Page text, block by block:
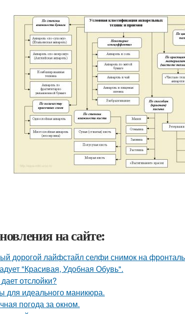
на сайте:
дорогой лайфстайл селфи снимок на
"Красивая, Удобная Обувь".
отслойки?
для идеального маникюра.
погода за окном.